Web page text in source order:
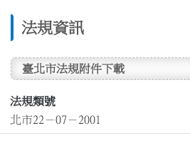
法規資訊
臺北市法規附件下載
法規類號
北市22－07－2001